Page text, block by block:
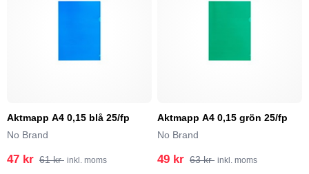
Aktmapp A4 0,15 blå 25/fp
No Brand
47 kr 61 kr inkl. moms
Aktmapp A4 0,15 grön 25/fp
No Brand
49 kr 63 kr inkl. moms